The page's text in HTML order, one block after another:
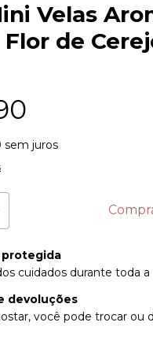
Velas
de
sem juros
protegida
cuidados durante toda a
devoluções
você pode trocar ou